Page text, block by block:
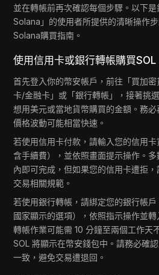
並在轉帳前再次確認每個步驟。以下
Solana」的使用者所提供的清晰操作
Solana購買指南。
使用信用卡或銀行轉帳購買SOL
首先登入你的幣安帳戶，前往「買加
卡/金融卡」或「銀行轉帳」，接著挑
想用美元或當地貨幣購買的金額。務必
價格波動可能相當快速。
若使用信用卡付款，請輸入您的信用
含手續費），並依照畫面提示操作。
內即可完成，但如果您的信用卡遭拒
交易相關規範。
若使用銀行轉帳，請綁定您的銀行帳
國家顯示的選項），依照指示操作並轉
轉帳作業可能需 10 分鐘至兩個工作天
SOL 將顯示在幣安錢包中。請務必確
一致，避免交易遭退回。